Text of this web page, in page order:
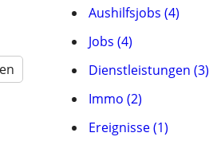
Aushilfsjobs (4)
Jobs (4)
Dienstleistungen (3)
Immo (2)
Ereignisse (1)